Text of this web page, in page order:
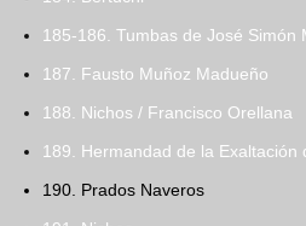
185-186. Tumbas de José Simón
187. Fausto Muñoz Madueño
188. Nichos / Francisco Orellana
189. Hermandad de la Exaltación
190. Prados Naveros